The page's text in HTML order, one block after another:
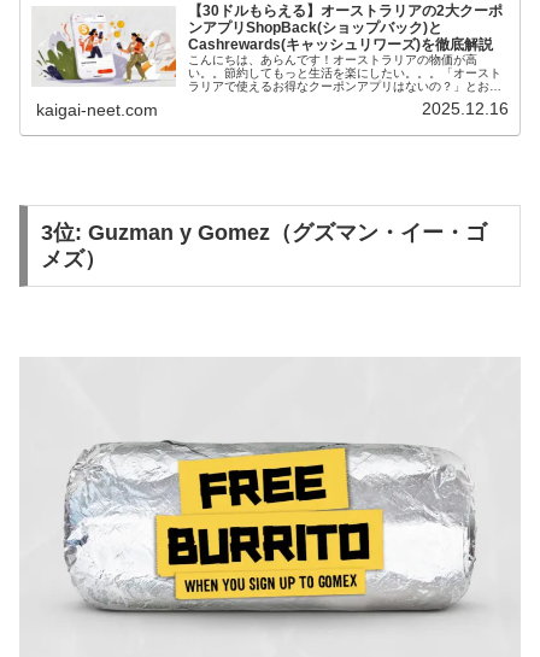
【30ドルもらえる】オーストラリアの2大クーポ
ンアプリShopBack(ショップバック)と
Cashrewards(キャッシュリワーズ)を徹底解説
こんにちは、あらんです！オーストラリアの物価が高
い。。節約してもっと生活を楽にしたい。。。「オースト
ラリアで使えるお得なクーポンアプリはないの？」とお悩
kaigai-neet.com 2025.12.16
3位: Guzman y Gomez（グズマン・イー・ゴ
メズ）